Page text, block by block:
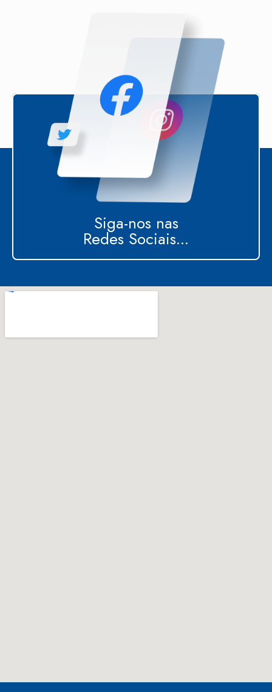
Siga-nos nas
Redes Sociais...